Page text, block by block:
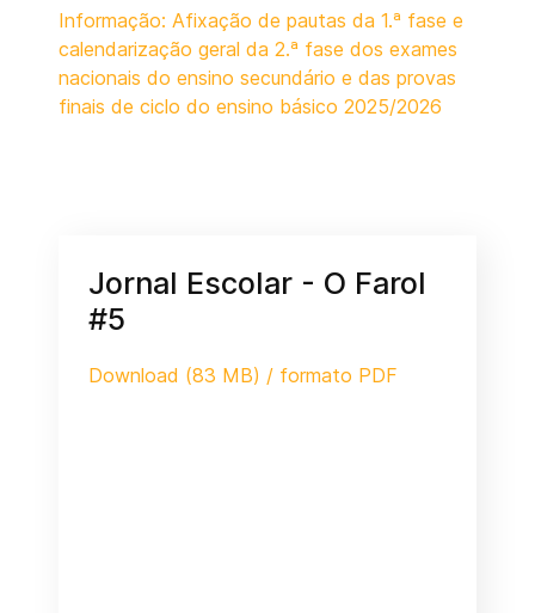
Informação: Afixação de pautas da 1.ª fase e
calendarização geral da 2.ª fase dos exames
nacionais do ensino secundário e das provas
finais de ciclo do ensino básico 2025/2026
Jornal Escolar - O Farol
#5
Download (83 MB) / formato PDF